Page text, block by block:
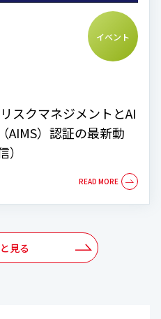
イベント
スクマネジメントとAI
AIMS）認証の最新動
見る